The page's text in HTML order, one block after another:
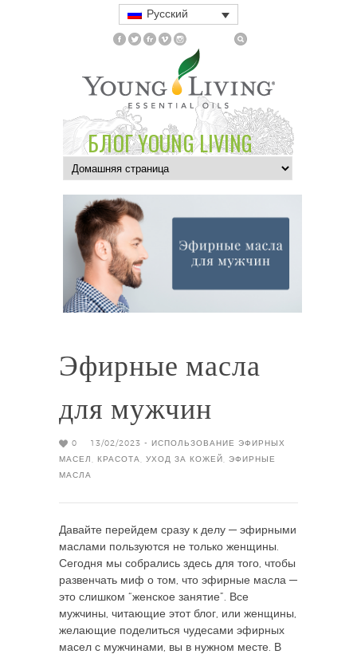
Русский
БЛОГ YOUNG LIVING
Эфирные масла
для мужчин
0 13/02/2023 -
ИСПОЛЬЗОВАНИЕ ЭФИРНЫХ
МАСЕЛ
КРАСОТА УХОД ЗА КОЖЕЙ
ЭФИРНЫЕ
МАСЛА
Давайте перейдем сразу к делу — эфирными
маслами пользуются не только женщины.
Сегодня мы собрались здесь для того, чтобы
развенчать миф о том, что эфирные масла —
это слишком “женское занятие”. Все
мужчины, читающие этот блог, или женщины,
желающие поделиться чудесами эфирных
масел с мужчинами, вы в нужном месте. В